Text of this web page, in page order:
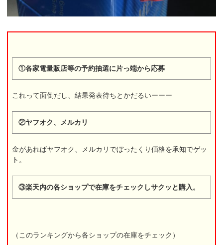
①各家電量販店等の予約抽選に片っ端から応募
これって面倒だし、結果発表待ちとかだるいーーー
②ヤフオク、メルカリ
金があればヤフオク、メルカリでぼったくり価格を承知でゲッ
ト。
③楽天内の各ショップで在庫をチェックしサクッと購入。
（このランキングから各ショップの在庫をチェック）